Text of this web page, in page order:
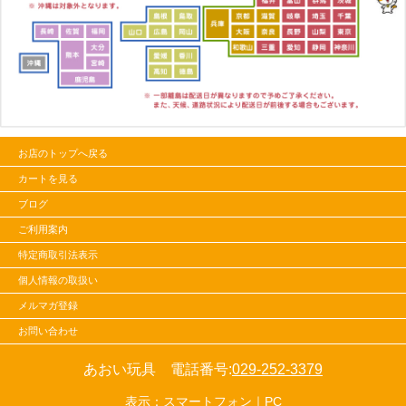
お店のトップへ戻る
カートを見る
ブログ
ご利用案内
特定商取引法表示
個人情報の取扱い
メルマガ登録
お問い合わせ
あおい玩具 電話番号:029-252-3379
表示：スマートフォン｜ PC